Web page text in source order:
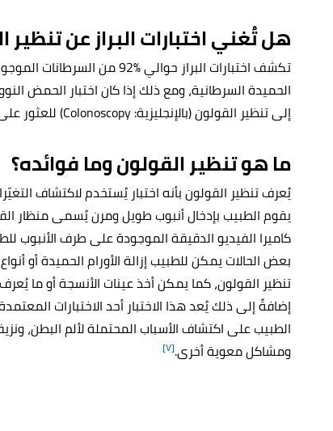
هل تُغني اختبارات البراز عن تنظير
تكشف اختبارات البراز حوالي
الحميدة السرطانية، ومع ذلك إذا كان اختبار الحمض
إلى تنظير القولون (بالإنجليزية: Colonoscopy) للعثور على الأورام ما قبل السرطانية أو السرطانية وإزالتها.
ما هو تنظير القولون وما فوائده؟
يُعرف تنظير القولون بأنه اختبار يُستخدم لاكتشاف
كاميرا الفيديو الدقيقة الموجودة على طرف الأنبوب
بعض الحالات يمكن للطبيب إزالة الأورام الحميدة أو
تنظير القولون، كما يمكن أخذ عينات الأنسجة أو ما
إضافةً إلى ذلك يُعد هذا الاختبار أحد الاختبارات
الطبيب على اكتشاف الأسباب المحتملة لألم البطن،
ومشاكل معوية أخرى.[٧]